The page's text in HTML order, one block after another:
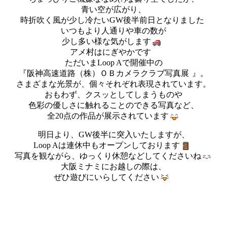
青い空が広がり、
時折吹く風が少し冷たいGW後半前日となりました
いつもより人通りや車の数が
少し多い様な気がします
アメ村はにぎやかです
ただいまLoop Aで開催中の
『阪神高速道路（株）ＯＢカメラクラブ写真展
』。
さまざまな光景が、個々それぞれ表現されています。
おもわず、クスッとしてしまうものや
色彩の優しさに触れることのできる写真など、
全20点の作品が展示されています
明日より、GW後半に突入いたしますが、
Loop Aは連休中もオープンしております
写真を観ながら、ゆっくり休憩などしてくださいね
大阪ミナミにお越しの際は、
ぜひ遊びにいらしてください